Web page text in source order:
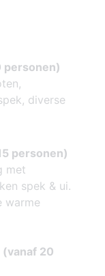
personen)
diverse
personen)
met
spek & ui.
warme
20